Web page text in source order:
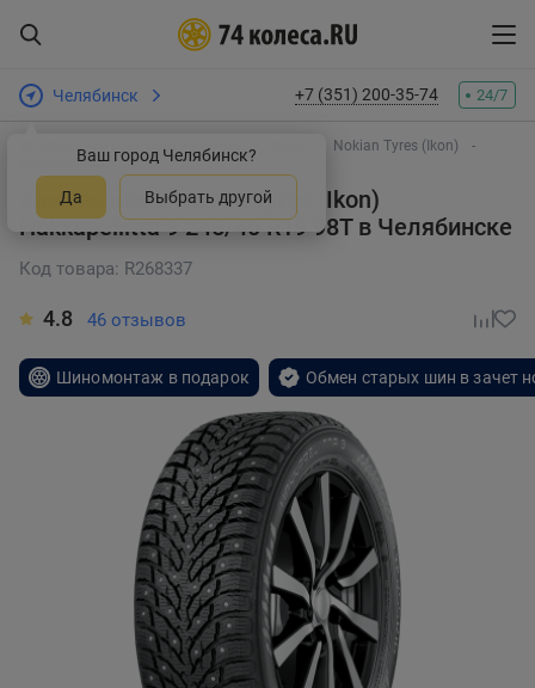
Челябинск
Ваш город Челябинск?
Да Выбрать другой
+7 (351) 200-35-74 24/7
Интернет-магазин шин и дисков
Nokian Tyres (Ikon)
Hakkapeliitta 9
Зимняя шина Nokian Tyres (Ikon)
Hakkapeliitta 9 245/40 R19 98T в Челябинске
Код товара: R268337
4.8 46 отзывов
Шиномонтаж в подарок Обмен старых шин в зачет